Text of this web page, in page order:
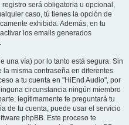
será obligatoria u opcional,
caso, tú tienes la opción de
exhibida. Además, en tu
los emails generados
una vía) por lo tanto está segura. Sin
misma contraseña en diferentes
a tu cuenta en "HiEnd Audio", por
circunstancia ningún miembro
legítimamente te preguntará tu
de tu cuenta, puede usar el servicio
phpBB. Este proceso te